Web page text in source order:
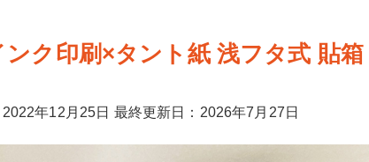
ンク印刷×タント紙 浅フタ式 貼箱
年12月25日 最終更新日：2026年7月27日